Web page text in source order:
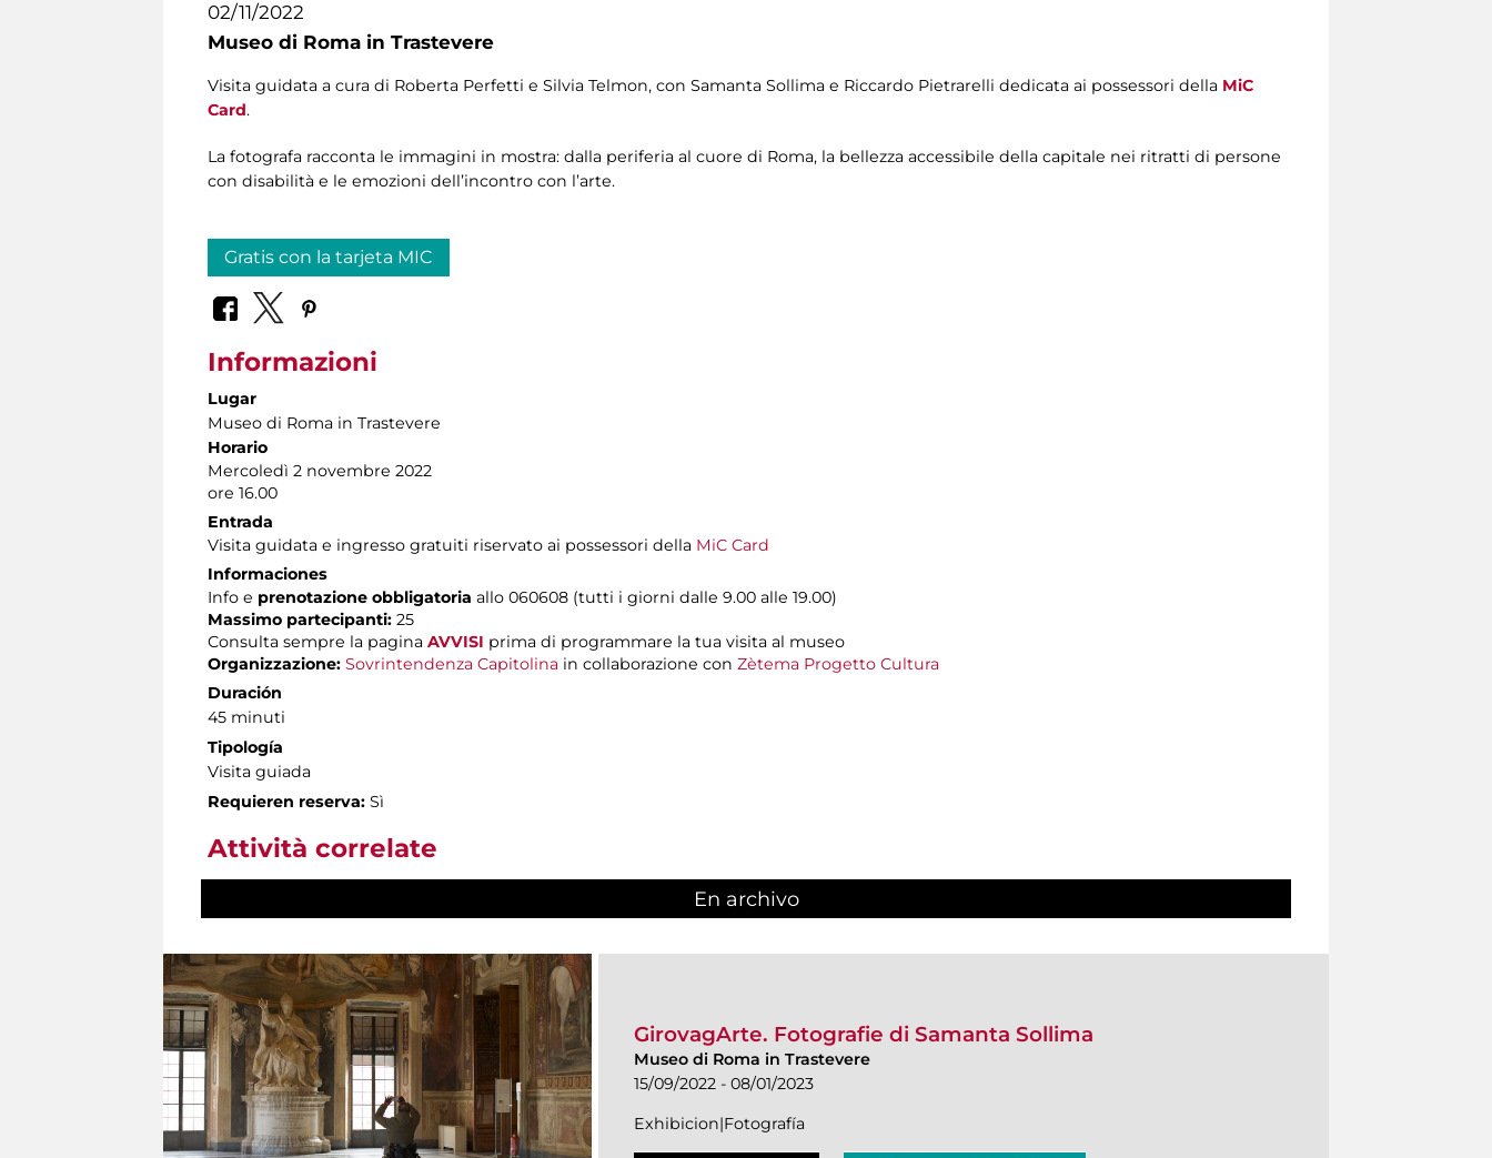
02/11/2022
Museo di Roma in Trastevere
Visita guidata a cura di Roberta Perfetti e Silvia Telmon, con Samanta Sollima e Riccardo Pietrarelli dedicata ai possessori della MiC
Card.
La fotografa racconta le immagini in mostra: dalla periferia al cuore di Roma, la bellezza accessibile della capitale nei ritratti di persone
con disabilità e le emozioni dell’incontro con l’arte.
Gratis con la tarjeta MIC
Informazioni
Lugar
Museo di Roma in Trastevere
Horario
Mercoledì 2 novembre 2022
ore 16.00
Entrada
Visita guidata e ingresso gratuiti riservato ai possessori della MiC Card
Informaciones
Info e prenotazione obbligatoria allo 060608 (tutti i giorni dalle 9.00 alle 19.00)
Massimo partecipanti: 25
Consulta sempre la pagina AVVISI prima di programmare la tua visita al museo
Organizzazione: Sovrintendenza Capitolina in collaborazione con Zètema Progetto Cultura
Duración
45 minuti
Tipología
Visita guiada
Requieren reserva: Sì
Attività correlate
En archivo
GirovagArte. Fotografie di Samanta Sollima
Museo di Roma in Trastevere
15/09/2022 - 08/01/2023
Exhibicion|Fotografía